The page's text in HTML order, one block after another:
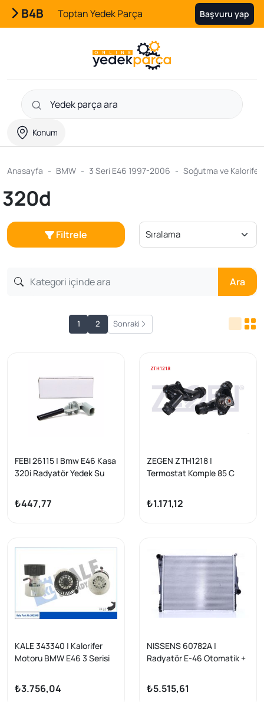
B4B Toptan Yedek Parça Başvuru yap
Konum
Anasayfa BMW 3 Seri E46 1997-2006 Soğutma ve
320d
Filtrele
Ara
1 2 Sonraki
FEBI 26115 | Bmw E46 Kasa
320i Radyatör Yedek Su
1 Adet
₺447,77
ZEGEN ZTH1218 |
Termostat Komple 85 C
318 D 1998-2003 / 5 Serisi
(E39) 520 D 2000-2003
₺1.171,12
KALE 343340 | Kalorifer
Motoru BMW E46 3 Serisi
₺3.756,04
NISSENS 60782A |
Radyatör E-46 Otomatik +
₺5.515,61